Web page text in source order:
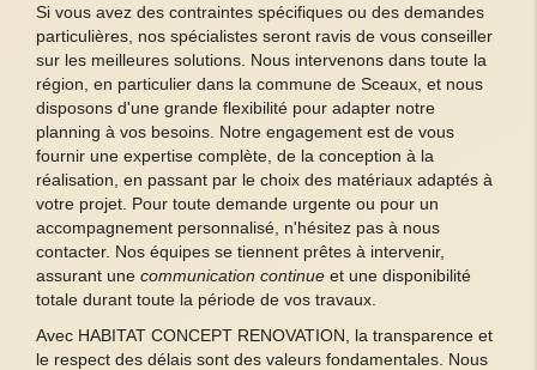
Si vous avez des contraintes spécifiques ou des demandes
particulières, nos spécialistes seront ravis de vous conseiller
sur les meilleures solutions. Nous intervenons dans toute la
région, en particulier dans la commune de Sceaux, et nous
disposons d'une grande flexibilité pour adapter notre
planning à vos besoins. Notre engagement est de vous
fournir une expertise complète, de la conception à la
réalisation, en passant par le choix des matériaux adaptés à
votre projet. Pour toute demande urgente ou pour un
accompagnement personnalisé, n'hésitez pas à nous
contacter. Nos équipes se tiennent prêtes à intervenir,
assurant une communication continue et une disponibilité
totale durant toute la période de vos travaux.
Avec HABITAT CONCEPT RENOVATION, la transparence et
le respect des délais sont des valeurs fondamentales. Nous